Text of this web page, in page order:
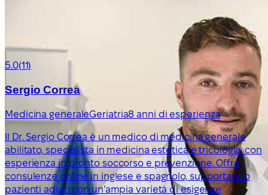
5.0(11)
Sergio Correa
Medicina generaleGeriatria8 anni di esperienza
Il Dr. Sergio Correa è un medico di medicina generale
abilitato, specialista in medicina estetica e tricologia, con
esperienza in pronto soccorso e prevenzione. Offre
consulenze online in inglese e spagnolo, supportando
pazienti adulti con un’ampia varietà di esigenze